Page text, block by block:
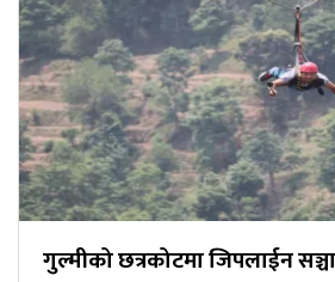
गुल्मीको छत्रकोटमा जिपलाईन